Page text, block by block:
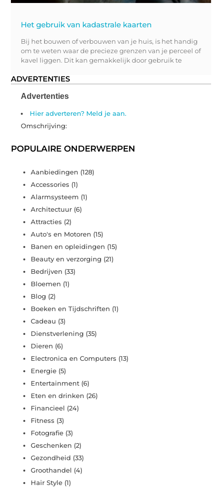
Het gebruik van kadastrale kaarten
Bij het bouwen of verbouwen van je huis, is het handig
om te weten waar de precieze grenzen van je perceel of
kavel liggen. Dit kan gemakkelijk door gebruik te
ADVERTENTIES
Advertenties
Hier adverteren? Meld je aan.
Omschrijving:
POPULAIRE ONDERWERPEN
Aanbiedingen (128)
Accessories (1)
Alarmsysteem (1)
Architectuur (6)
Attracties (2)
Auto's en Motoren (15)
Banen en opleidingen (15)
Beauty en verzorging (21)
Bedrijven (33)
Bloemen (1)
Blog (2)
Boeken en Tijdschriften (1)
Cadeau (3)
Dienstverlening (35)
Dieren (6)
Electronica en Computers (13)
Energie (5)
Entertainment (6)
Eten en drinken (26)
Financieel (24)
Fitness (3)
Fotografie (3)
Geschenken (2)
Gezondheid (33)
Groothandel (4)
Hair Style (1)